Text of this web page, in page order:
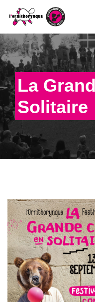
Aller
au
contenu
La
Solitaire